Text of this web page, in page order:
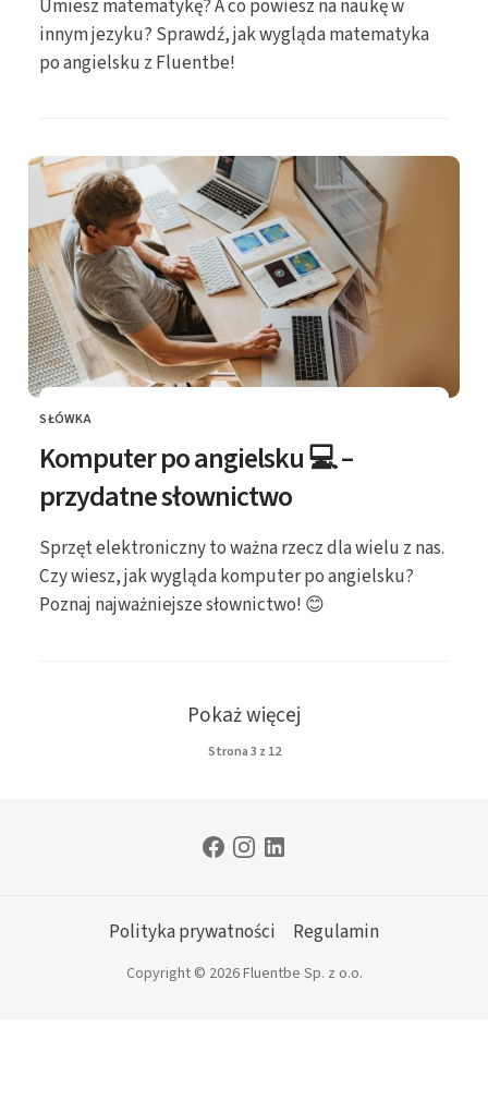
Umiesz matematykę? A co powiesz na naukę w
innym jezyku? Sprawdź, jak wygląda matematyka
po angielsku z Fluentbe!
KATEGORIE
SŁÓWKA
Komputer po angielsku 💻 –
przydatne słownictwo
Sprzęt elektroniczny to ważna rzecz dla wielu z nas.
Czy wiesz, jak wygląda komputer po angielsku?
Poznaj najważniejsze słownictwo! 😊
Strona3 z 12
Pokaż więcej
Polityka prywatności Regulamin
Copyright © 2026 Fluentbe Sp. z o.o.